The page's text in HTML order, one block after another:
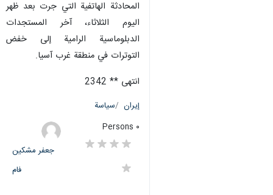
المحادثة الهاتفية التي جرت بعد ظهر
اليوم الثلاثاء، آخر المستجدات
الدبلوماسية الرامية إلى خفض
التوترات في منطقة غرب آسيا.
انتهى ** 2342
إيران
سياسة
٠ Persons
جعفر مشکین
فام